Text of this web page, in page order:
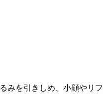
みを引きしめ、小顔やリフ